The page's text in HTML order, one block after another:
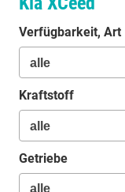
Verfügbarkeit, Art
Kraftstoff
Getriebe